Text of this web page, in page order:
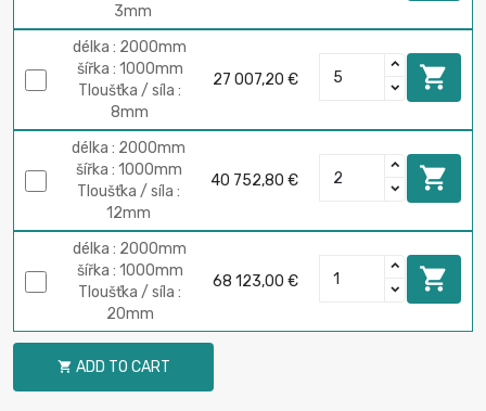
3mm
délka : 2000mm
šířka : 1000mm
Tloušťka / síla :
8mm
27 007,20 € 
délka : 2000mm
šířka : 1000mm
Tloušťka / síla :
12mm
40 752,80 € 
délka : 2000mm
šířka : 1000mm
Tloušťka / síla :
20mm
68 123,00 € 
 ADD TO CART